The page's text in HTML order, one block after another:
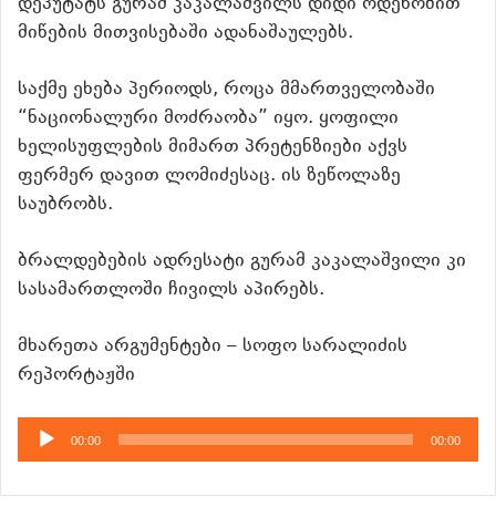
მიწების მითვისებაში ადანაშაულებს.
საქმე ეხება პერიოდს, როცა მმართველობაში
“ნაციონალური მოძრაობა” იყო. ყოფილი
ხელისუფლების მიმართ პრეტენზიები აქვს
ფერმერ დავით ლომიძესაც. ის ზეწოლაზე
საუბრობს.
ბრალდებების ადრესატი გურამ კაკალაშვილი კი
სასამართლოში ჩივილს აპირებს.
მხარეთა არგუმენტები – სოფო სარალიძის
რეპორტაჟში
აუდიო
დამკვრელი
00:00 00:00